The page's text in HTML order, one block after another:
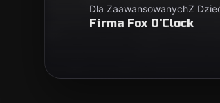
Dla ZaawansowanychZ
Firma Fox O'Clock